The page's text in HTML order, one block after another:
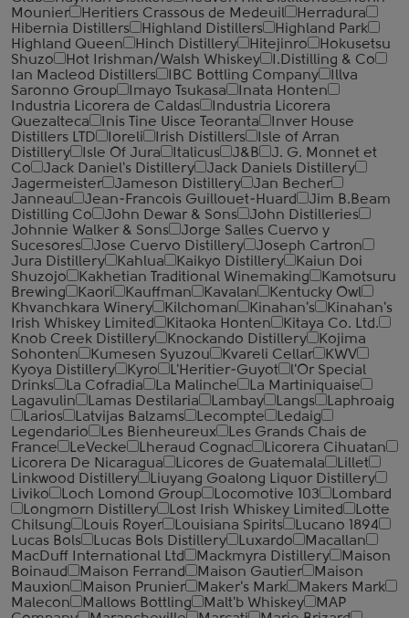
Mounier
Heritiers Crassous de Medeuil
Herradura
Hibernia Distillers
Highland Distillers
Highland Park
Highland Queen
Hinch Distillery Hitejinro
Hokusetsu
Shuzo
Hot Irishman/Walsh Whiskey
I.Distilling & Co
Ian Macleod Distillers
IBC Bottling Company
Illva
Saronno Group
Imayo Tsukasa
Inata Honten
Industria Licorera de Caldas
Industria Licorera
Quezalteca
Inis Tine Uisce Teoranta
Inver House
Distillers LTD
Ioreli Irish Distillers
Isle of Arran
Distillery
Isle Of Jura Italicus J&B
J. G. Monnet et
Co
Jack Daniel's Distillery
Jack Daniels Distillery
Jagermeister
Jameson Distillery
Jan Becher
Janneau
Jean-Francois Guillouet-Huard
Jim B.Beam
Distilling Co
John Dewar & Sons
John Distilleries
Johnnie Walker & Sons
Jorge Salles Cuervo y
Sucesores
Jose Cuervo Distillery
Joseph Cartron
Jura Distillery
Kahlua Kaikyo Distillery
Kaiun Doi
Shuzojo
Kakhetian Traditional Winemaking
Kamotsuru
Brewing
Kaori Kauffman Kavalan
Kentucky Owl
Khvanchkara Winery
Kilchoman Kinahan's
Kinahan's
Irish Whiskey Limited
Kitaoka Honten
Kitaya Co. Ltd.
Knob Creek Distillery
Knockando Distillery
Kojima
Sohonten
Kumesen Syuzou Kvareli Cellar
KWV
Kyoya Distillery
Kyro L'Heritier-Guyot
l'Or Special
Drinks
La Cofradia La Malinche
La Martiniquaise
Lagavulin
Lamas Destilaria Lambay Langs
Laphroaig
Larios
Latvijas Balzams Lecompte
Ledaig
Legendario
Les Bienheureux
Les Grands Chais de
France
LeVecke Lheraud Cognac
Licorera Cihuatan
Licorera De Nicaragua
Licores de Guatemala
Lillet
Linkwood Distillery
Liuyang Goalong Liquor Distillery
Liviko
Loch Lomond Group Locomotive 103
Lombard
Longmorn Distillery
Lost Irish Whiskey Limited
Lotte
Chilsung
Louis Royer Louisiana Spirits
Lucano 1894
Lucas Bols
Lucas Bols Distillery Luxardo
Macallan
MacDuff International Ltd
Mackmyra Distillery
Maison
Boinaud
Maison Ferrand Maison Gautier
Maison
Mauxion
Maison Prunier Maker's Mark
Makers Mark
Malecon
Mallows Bottling Malt'b Whiskey
MAP